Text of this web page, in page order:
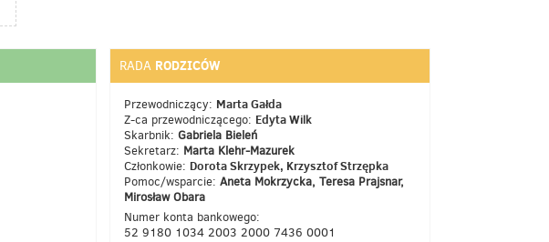
RADA RODZICÓW
Przewodniczący: Marta Gałda
Z-ca przewodniczącego: Edyta Wilk
Skarbnik: Gabriela Bieleń
Sekretarz: Marta Klehr-Mazurek
Członkowie: Dorota Skrzypek, Krzysztof Strzępka
Pomoc/wsparcie: Aneta Mokrzycka, Teresa Prajsnar,
Mirosław Obara
Numer konta bankowego:
52 9180 1034 2003 2000 7436 0001